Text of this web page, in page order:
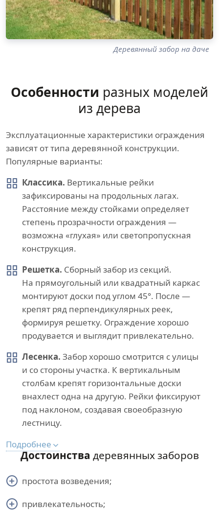
Деревянный забор на даче
Особенности разных моделей
из дерева
Эксплуатационные характеристики ограждения
зависят от типа деревянной конструкции.
Популярные варианты:
Классика. Вертикальные рейки
зафиксированы на продольных лагах.
Расстояние между стойками определяет
степень прозрачности ограждения —
возможна «глухая» или светопропускная
конструкция.
Решетка. Сборный забор из секций.
На прямоугольный или квадратный каркас
монтируют доски под углом 45°. После —
крепят ряд перпендикулярных реек,
формируя решетку. Ограждение хорошо
продувается и выглядит привлекательно.
Лесенка. Забор хорошо смотрится с улицы
и со стороны участка. К вертикальным
столбам крепят горизонтальные доски
внахлест одна на другую. Рейки фиксируют
под наклоном, создавая своеобразную
лестницу.
Подробнее
Достоинства деревянных заборов
простота возведения;
привлекательность;